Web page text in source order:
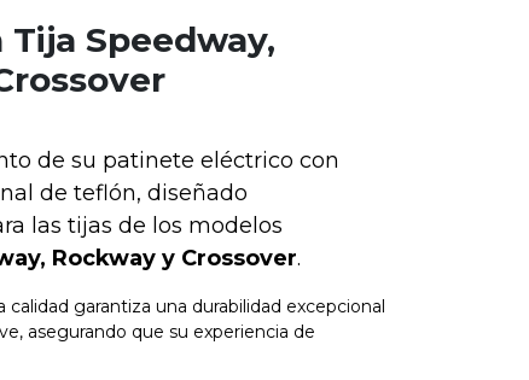
Tija Speedway,
de su patinete eléctrico con
de teflón, diseñado
las tijas de los modelos
Rockway y Crossover.
garantiza una durabilidad excepcional
asegurando que su experiencia de